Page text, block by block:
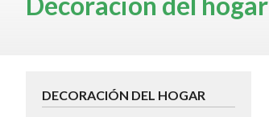
DECORACIÓN DEL HOGAR